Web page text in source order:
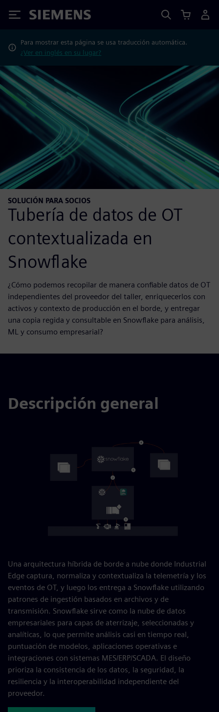
Siemens
Para mostrar esta página se usa traducción automática.
¿Ver en inglés en su lugar?
SOLUCIÓN PARA SOCIOS
Tubería de datos de OT
contextualizada en
Snowflake
¿Cómo podemos recopilar de manera confiable datos de OT
independientes del proveedor del taller, enriquecerlos con
activos y contexto de producción en el borde, y entregar
una copia regida y consultable en Snowflake para análisis,
ML y consumo empresarial?
Descripción general
Una arquitectura híbrida de borde a nube donde Industrial
Edge captura, normaliza y contextualiza la telemetría y los
eventos de OT, y luego los entrega a Snowflake utilizando
patrones de ingestión basados en archivos y de
transmisión. Snowflake sirve como la nube de datos
empresariales para capas de aterrizaje, seleccionadas y
analíticas, lo que permite análisis casi en tiempo real,
puntuación de modelos, aplicaciones operativas e
integraciones con sistemas MES/ERP/SCADA. El diseño
prioriza la consistencia de los datos, la seguridad, la
resiliencia y la interoperabilidad independiente del
proveedor.